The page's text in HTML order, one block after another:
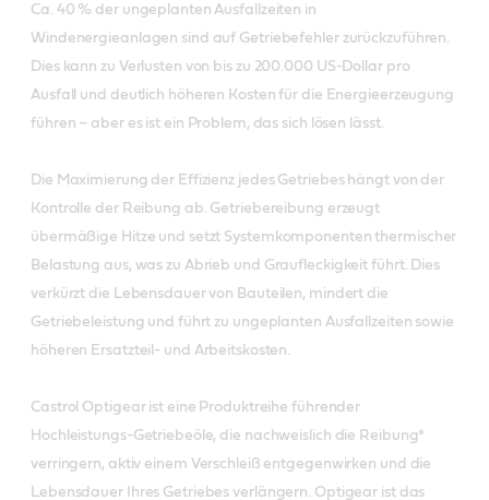
Ca. 40 % der ungeplanten Ausfallzeiten in
Windenergieanlagen sind auf Getriebefehler zurückzuführen.
Dies kann zu Verlusten von bis zu 200.000 US-Dollar pro
Ausfall und deutlich höheren Kosten für die Energieerzeugung
führen – aber es ist ein Problem, das sich lösen lässt.
Die Maximierung der Effizienz jedes Getriebes hängt von der
Kontrolle der Reibung ab. Getriebereibung erzeugt
übermäßige Hitze und setzt Systemkomponenten thermischer
Belastung aus, was zu Abrieb und Graufleckigkeit führt. Dies
verkürzt die Lebensdauer von Bauteilen, mindert die
Getriebeleistung und führt zu ungeplanten Ausfallzeiten sowie
höheren Ersatzteil- und Arbeitskosten.
Castrol Optigear ist eine Produktreihe führender
Hochleistungs-Getriebeöle, die nachweislich die Reibung*
verringern, aktiv einem Verschleiß entgegenwirken und die
Lebensdauer Ihres Getriebes verlängern. Optigear ist das